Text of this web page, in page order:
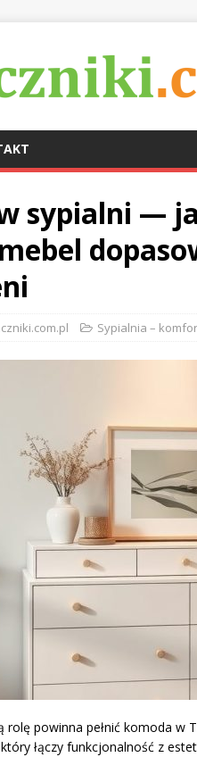
sypialni —
Sypialnia –
rolę powinna pełnić komoda w
łączy funkcjonalność z